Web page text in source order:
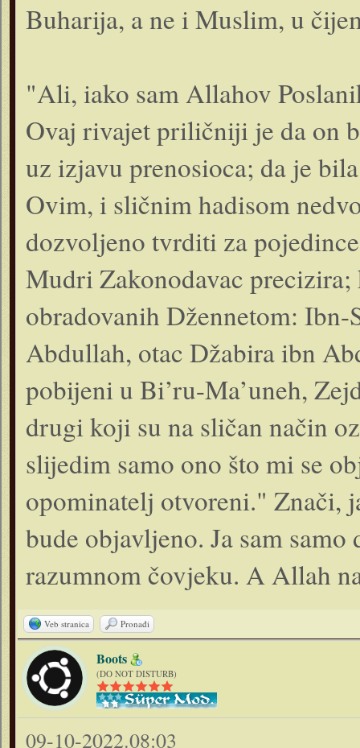
Buharija, a ne i Muslim, u
"Ali, iako sam Allahov
Ovaj rivajet priličniji je da on
uz izjavu prenosioca; da je
Ovim, i sličnim hadisom
dozvoljeno tvrditi za
Mudri Zakonodavac precizira;
obradovanih Džennetom: Ibn-
Abdullah, otac Džabira ibn
pobijeni u Bi’ru-Ma’uneh,
drugi koji su na sličan način
slijedim samo ono što mi se
opominatelj otvoreni." Znači,
bude objavljeno. Ja sam
razumnom čovjeku. A Allah
Veb stranica Pronađi
Boots
(DO NOT DISTURB)
09-10-2022.08:03